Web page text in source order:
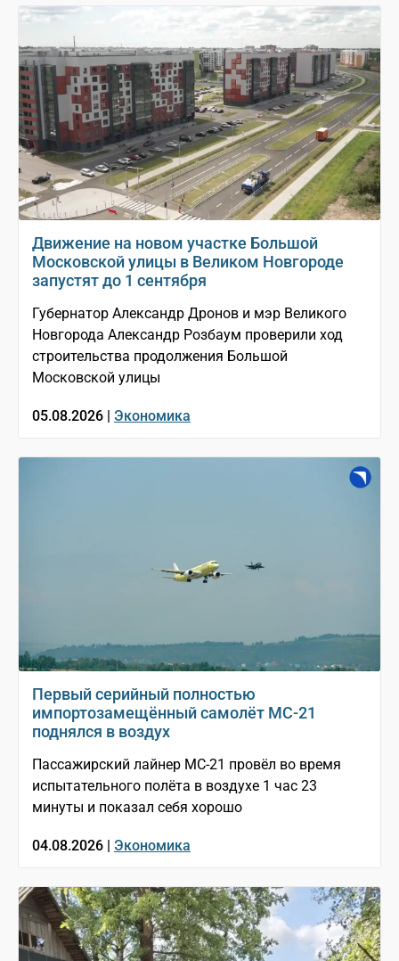
Движение на новом участке Большой
Московской улицы в Великом Новгороде
запустят до 1 сентября
Губернатор Александр Дронов и мэр Великого
Новгорода Александр Розбаум проверили ход
строительства продолжения Большой
Московской улицы
05.08.2026 | Экономика
Первый серийный полностью
импортозамещённый самолёт МС-21
поднялся в воздух
Пассажирский лайнер МС-21 провёл во время
испытательного полёта в воздухе 1 час 23
минуты и показал себя хорошо
04.08.2026 | Экономика